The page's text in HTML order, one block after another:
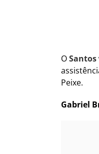
OSantos
Peixe.
Gabriel